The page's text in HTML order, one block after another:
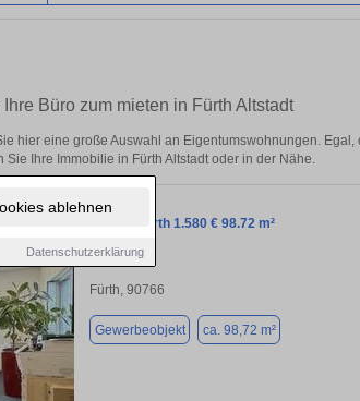
ablehnen
Datenschutzerklärung
Büro zum mieten in Fürth Altstadt
hier eine große Auswahl an Eigentumswohnungen.
Sie Ihre Immobilie in Fürth Altstadt oder in der Nähe.
Büro in Fürth 1.580 € 98.72 m²
Fürth, 90766
Gewerbeobjekt ca. 98,72 m²